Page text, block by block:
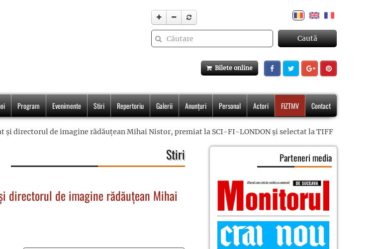
Caută
Bilete online
Program Evenimente Stiri Repertoriu Galerii Anunțuri Personal Actori FIZTMV Contact
directorul de imagine rădăuțean Mihai Nistor, premiat la SCI-FI-LONDON și selectat la TIFF
Stiri
de imagine rădăuțean Mihai
Parteneri media